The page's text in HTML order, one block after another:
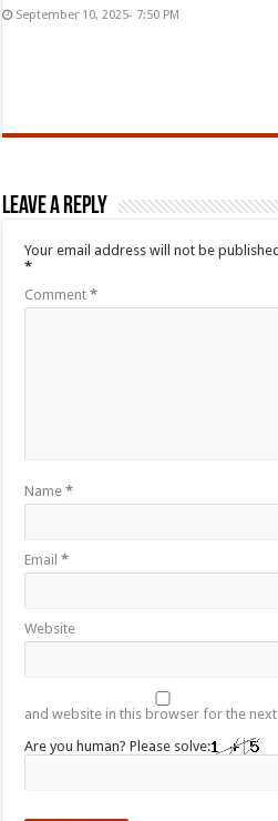
September 10, 2025- 7:50 PM
Leave a Reply
Your email address will not be
*
Comment*
Name*
Email*
Website
and website in this browser for the
Are you human? Please solve: